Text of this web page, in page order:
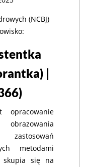
(NCBJ)
|
opracowanie
metodami
skupia się na